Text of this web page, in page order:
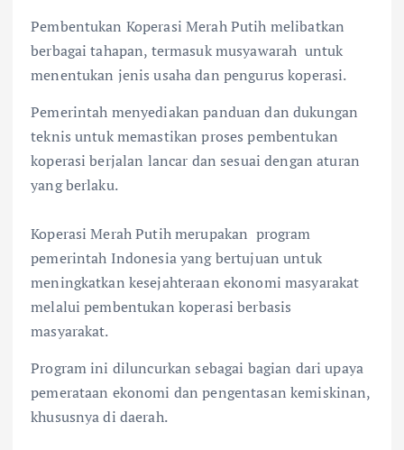
Pembentukan Koperasi Merah Putih melibatkan
berbagai tahapan, termasuk musyawarah untuk
menentukan jenis usaha dan pengurus koperasi.
Pemerintah menyediakan panduan dan dukungan
teknis untuk memastikan proses pembentukan
koperasi berjalan lancar dan sesuai dengan aturan
yang berlaku.
Koperasi Merah Putih merupakan program
pemerintah Indonesia yang bertujuan untuk
meningkatkan kesejahteraan ekonomi masyarakat
melalui pembentukan koperasi berbasis
masyarakat.
Program ini diluncurkan sebagai bagian dari upaya
pemerataan ekonomi dan pengentasan kemiskinan,
khususnya di daerah.